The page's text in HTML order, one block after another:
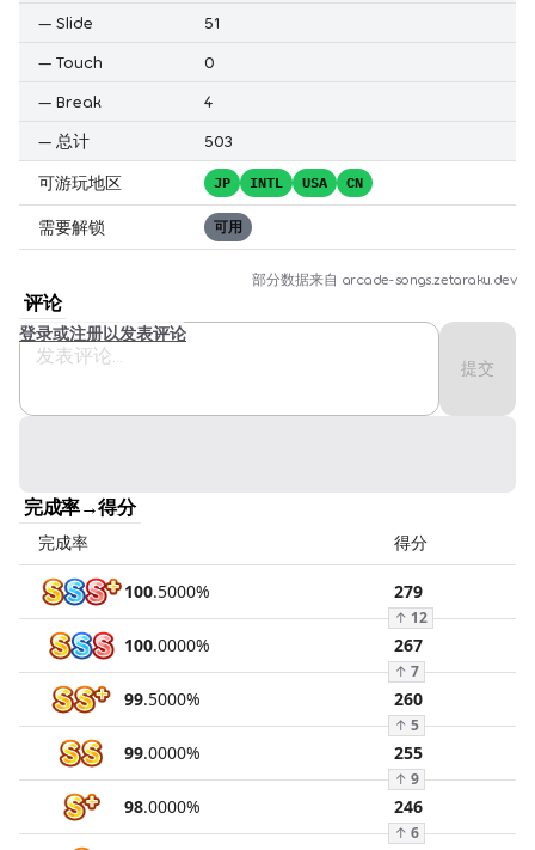
— Slide
51
— Touch
0
— Break
4
— 总计 503
可游玩地区 JP INTL USA CN
需要解锁 可用
部分数据来自 arcade-songs.zetaraku.dev
评论
提交
登录或注册以发表评论
完成率→得分
完成率 得分
100.5000% 279
↑ 12
100.0000% 267
↑ 7
99.5000% 260
↑ 5
99.0000% 255
↑ 9
98.0000% 246
↑ 6